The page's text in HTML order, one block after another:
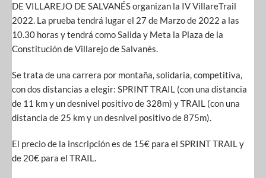
DE VILLAREJO DE SALVANÉS organizan la IV VillareTrail
2022. La prueba tendrá lugar el 27 de Marzo de 2022 a las
10.30 horas y tendrá como Salida y Meta la Plaza de la
Constitución de Villarejo de Salvanés.
Se trata de una carrera por montaña, solidaria, competitiva,
con dos distancias a elegir: SPRINT TRAIL (con una distancia
de 11 km y un desnivel positivo de 328m) y TRAIL (con una
distancia de 25 km y un desnivel positivo de 875m).
El precio de la inscripción es de 15€ para el SPRINT TRAIL y
de 20€ para el TRAIL.